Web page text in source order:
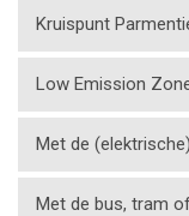
Kruispunt
Low Emission
Met de
Met de bus, tram